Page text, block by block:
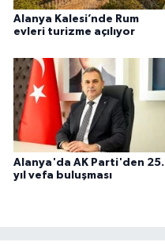
Alanya Kalesi’nde Rum
evleri turizme açılıyor
Alanya'da AK Parti'den 25.
yıl vefa buluşması